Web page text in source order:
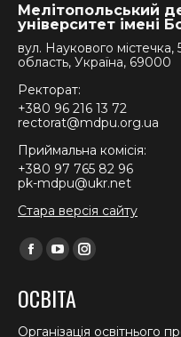
Мелітопольський
університет імені
вул. Наукового містечка,
область, Україна, 69000
Ректорат:
+380 96 216 13 72
rectorat@mdpu.org.ua
Приймальна комісія:
+380 97 765 82 96
pk-mdpu@ukr.net
Стара версія сайту
Find us on:
Facebook
opens
in
YouTube
opens
in
Instagram
in
ОСВІТА
Організація освітнього